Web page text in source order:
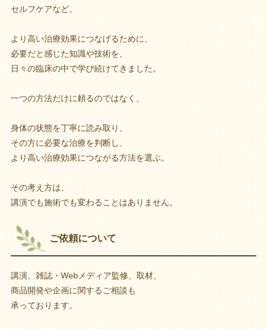
セルフケアなど。
より高い治療効果につなげるために、
必要だと感じた知識や技術を、
日々の臨床の中で学び続けてきました。
一つの方法だけに頼るのではなく、
身体の状態を丁寧に読み取り、
その方に必要な治療を判断し、
より高い治療効果につながる方法を選ぶ。
その考え方は、
講演でも施術でも変わることはありません。
ご依頼について
講演、雑誌・Webメディア監修、取材、
商品開発や企画に関するご相談も
承っております。